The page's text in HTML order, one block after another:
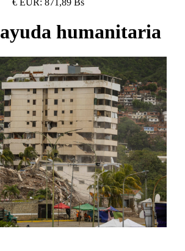
€ EUR: 871,89 Bs
ayuda humanitaria